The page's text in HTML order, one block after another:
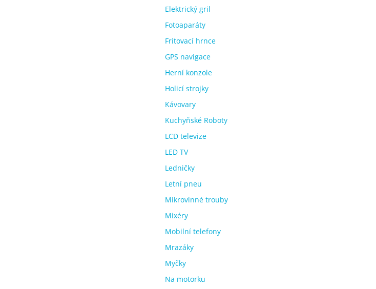
Elektrický gril
Fotoaparáty
Fritovací hrnce
GPS navigace
Herní konzole
Holicí strojky
Kávovary
Kuchyňské Roboty
LCD televize
LED TV
Ledničky
Letní pneu
Mikrovlnné trouby
Mixéry
Mobilní telefony
Mrazáky
Myčky
Na motorku